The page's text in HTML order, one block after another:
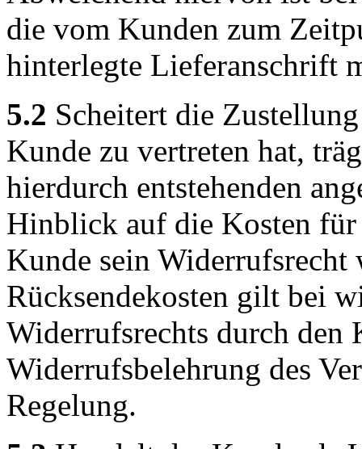
die vom Kunden zum
hinterlegte Lieferanschrift
5.2 Scheitert die
Kunde zu vertreten hat,
hierdurch entstehenden
Hinblick auf die Kosten
Kunde sein Widerrufsrecht
Rücksendekosten gilt bei
Widerrufsrechts durch den
Widerrufsbelehrung des
Regelung.